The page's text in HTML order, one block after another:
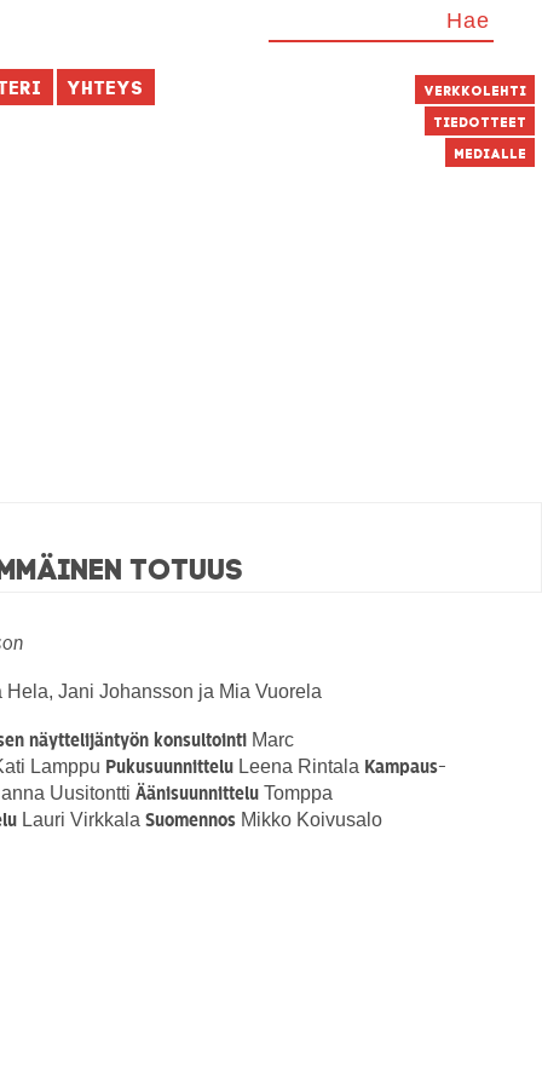
Yhteys Verkkolehti
Tiedotteet
Medialle
totuus
Jani Johansson ja Mia Vuorela
näyttelijäntyön konsultointiMarc
Lamppu PukusuunnitteluLeena Rintala Kampaus-
Uusitontti ÄänisuunnitteluTomppa
Lauri Virkkala SuomennosMikko Koivusalo